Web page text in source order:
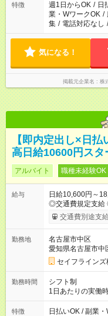
特徴 週1日からOK / 日
業・WワークOK /
集 / 電話対応なし /
気になる！
掲載元企業名 株
【即内定出し×日
高日給10600円ス
アルバイト 職種未経験OK
給与
日給10,600円～
◎交通費規定支給
翌5時は割増給与
＞ 入社3か月：月収28
クも可能です☺ ◎髪色、ピアス、タトゥーOK おしゃれも自由に
楽しめます！ 【試用期間】試用期間あり 試用期間の長さ：3ヶ
月 雇用形態、給与
交通費別途支
勤務地
名古屋市中区
愛知県名古屋市中
セイフラインズ
勤務時間
シフト制
1日あたりの実働
っては多少時間は前後します ▶残業ほ
早く終わることの
特徴 日払いOK / 副業